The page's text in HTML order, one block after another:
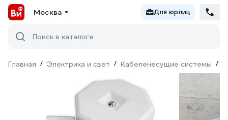
Москва Для юрлиц
Поиск в каталоге
Главная / Электрика и свет / Кабеленесущие системы /